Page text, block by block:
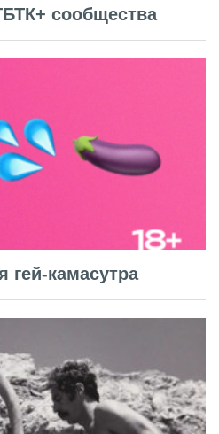
сообщества
гей-камасутра